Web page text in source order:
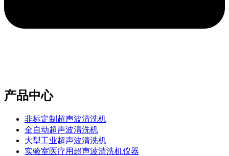
产品中心
非标定制超声波清洗机
全自动超声波清洗机
大型工业超声波清洗机
实验室医疗用超声波清洗机仪器